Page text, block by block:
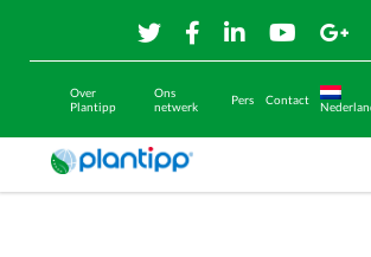
Over
Plantipp
Ons
netwerk
Pers Contact